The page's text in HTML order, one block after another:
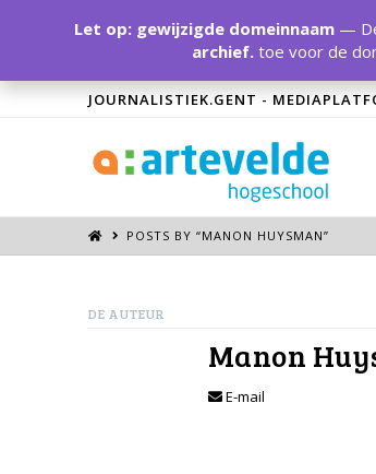
JOURNALISTIEK.GENT -
POSTS BY “MANON HUYSMAN”
DE AUTEUR
Manon
E-mail
Let op: gewijzigde domeinnaam— De
archief.toe voor de